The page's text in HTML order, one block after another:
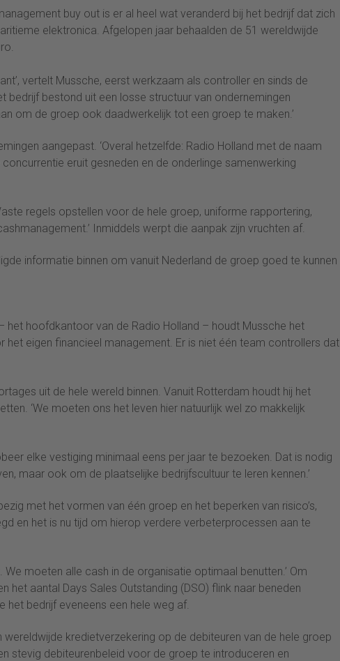
buy out is er al heel wat veranderd bij het bedrijf dat zich
elektronica. Afgelopen jaar behaalden de 51 wereldwijde
vertelt Mussche, eerst werkzaam als controller en sinds de
bedrijf bestond uit een losse structuur van ondernemingen
om de groep ook daadwerkelijk tot een groep te maken.’
aangepast. ‘Overal hetzelfde: Radio Holland met de naam
eruit gesneden en de onderlinge samenwerking
regels opstellen voor de hele groep, uniforme rapportering,
Inmiddels werpt die aanpak zijn vruchten af.
informatie binnen om vanuit Nederland de groep goed te kunnen
het hoofdkantoor van de Radio Holland – houdt Mussche het
het eigen financieel management. Er is niet één team controllers dat
uit de hele wereld binnen. Vanuit Rotterdam houdt hij het
‘We moeten ons het leven hier natuurlijk wel zo makkelijk
elke vestiging minimaal eens per jaar te bezoeken. Dat is nodig
maar ook om de plaatselijke bedrijfscultuur te leren kennen.’
met het vormen van één groep en het beperken van risico’s,
en het is nu tijd om hierop verdere verbeterprocessen aan te
moeten alle cash in de organisatie optimaal benutten.’ Om
aantal Days Sales Outstanding (DSO) flink naar beneden
het bedrijf eveneens een hele weg af.
kredietverzekering op de debiteuren van de hele groep
stevig debiteurenbeleid voor de groep te introduceren en